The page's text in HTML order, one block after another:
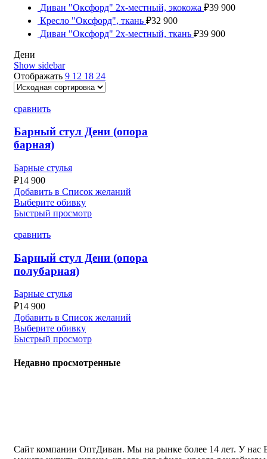
Диван "Оксфорд" 2х-местный, экокожа ₽39 900
Кресло "Оксфорд", ткань ₽32 900
Диван "Оксфорд" 2х-местный, ткань ₽39 900
Дени
Show sidebar
Отображать 9 12 18 24
сравнить
Барный стул Дени (опора
барная)
Барные стулья
₽14 900
Добавить в Список желаний
Выберите обивку
Быстрый просмотр
сравнить
Барный стул Дени (опора
полубарная)
Барные стулья
₽14 900
Добавить в Список желаний
Выберите обивку
Быстрый просмотр
Недавно просмотренные
Сайт компании ОптДиван. Мы на рынке более 14 лет. У нас